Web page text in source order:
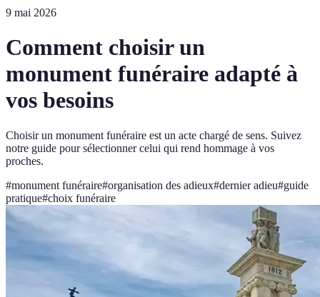
9 mai 2026
Comment choisir un
monument funéraire adapté à
vos besoins
Choisir un monument funéraire est un acte chargé de sens. Suivez
notre guide pour sélectionner celui qui rend hommage à vos
proches.
#monument funéraire#organisation des adieux#dernier adieu#guide
pratique#choix funéraire